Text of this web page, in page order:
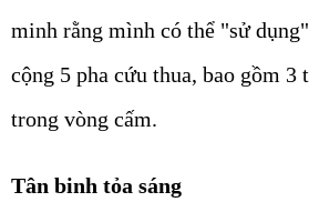
minh rằng mình có thể "sử
cộng 5 pha cứu thua, bao gồm 3
trong vòng cấm.
Tân binh tỏa sáng